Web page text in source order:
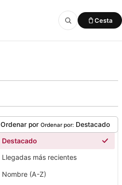
Cesta
Ordenar por Ordenar por: Destacado
Destacado
Llegadas más recientes
Nombre (A-Z)